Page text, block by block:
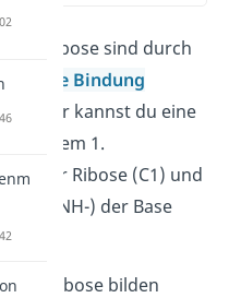
die Ribose sind durch
Bindung
kannst du eine
dem 1.
der Ribose (C1) und
(-NH-) der Base
die Ribose bilden